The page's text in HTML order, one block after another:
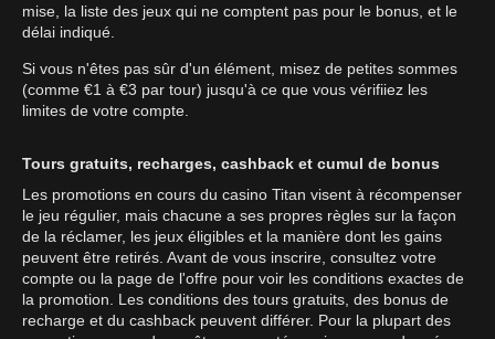
mise, la liste des jeux qui ne comptent pas pour le bonus, et le
délai indiqué.
Si vous n'êtes pas sûr d'un élément, misez de petites sommes
(comme €1 à €3 par tour) jusqu'à ce que vous vérifiiez les
limites de votre compte.
Tours gratuits, recharges, cashback et cumul de bonus
Les promotions en cours du casino Titan visent à récompenser
le jeu régulier, mais chacune a ses propres règles sur la façon
de la réclamer, les jeux éligibles et la manière dont les gains
peuvent être retirés. Avant de vous inscrire, consultez votre
compte ou la page de l'offre pour voir les conditions exactes de
la promotion. Les conditions des tours gratuits, des bonus de
recharge et du cashback peuvent différer. Pour la plupart des